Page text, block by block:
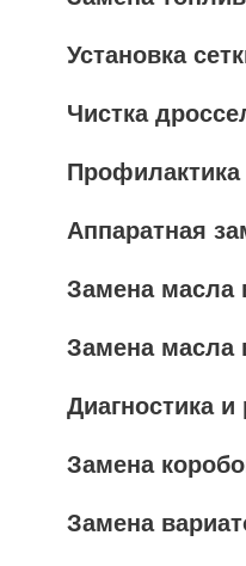
Установка
Чистка
Профилактика
Аппаратная
Замена масла
Замена масла
Диагностика
Замена
Замена